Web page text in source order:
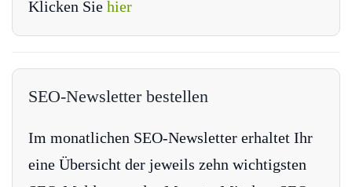
Klicken Sie hier
SEO-Newsletter bestellen
Im monatlichen SEO-Newsletter erhaltet Ihr
eine Übersicht der jeweils zehn wichtigsten